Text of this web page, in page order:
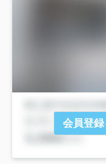
会員登